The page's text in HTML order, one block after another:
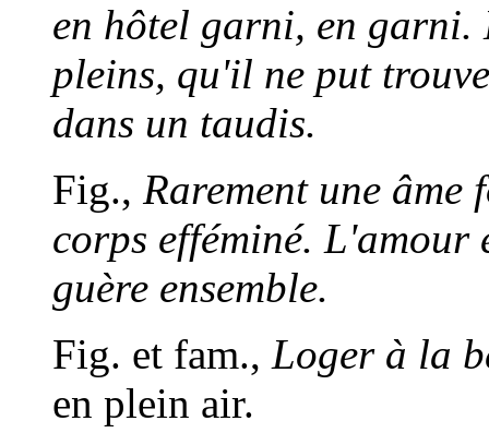
en hôtel garni, en garni.
pleins, qu'il ne put
dans un taudis.
Fig., Rarement une âme
corps efféminé.
guère ensemble.
Fig. et fam., Loger à la
en plein air.